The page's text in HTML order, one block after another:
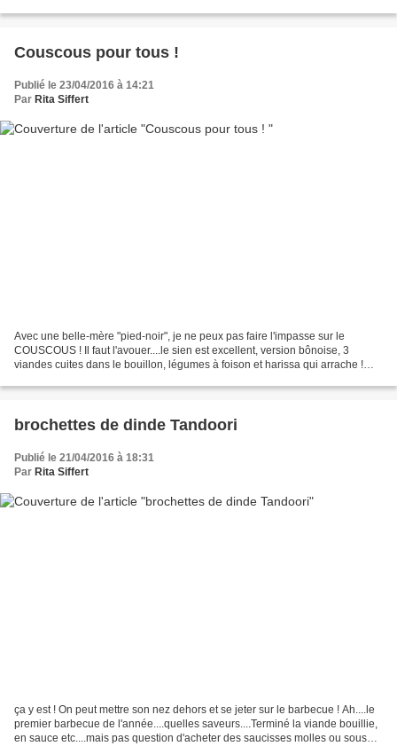
Couscous pour tous !
Publié le 23/04/2016 à 14:21
Par Rita Siffert
Avec une belle-mère "pied-noir", je ne peux pas faire l'impasse sur le
COUSCOUS ! Il faut l'avouer....le sien est excellent, version bônoise, 3
viandes cuites dans le bouillon, légumes à foison et harissa qui arrache !
brochettes de dinde Tandoori
Publié le 21/04/2016 à 18:31
Par Rita Siffert
ça y est ! On peut mettre son nez dehors et se jeter sur le barbecue ! Ah....le
premier barbecue de l'année....quelles saveurs....Terminé la viande bouillie,
en sauce etc....mais pas question d'acheter des saucisses molles ou sous